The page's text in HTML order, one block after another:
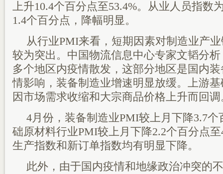
上升10.4个百分点至53.4%。从业人员指数
1.4个百分点，降幅明显。
从行业PMI来看，短期因素对制造业产
较为突出。中国物流信息中心专家文韬分
多个地区内疫情散发，这部分地区是国内
情影响，装备制造业增速明显放缓。上游
因市场需求收缩和大宗商品价格上升而回调
4月份，装备制造业PMI较上月下降3.7个
础原材料行业PMI较上月下降2.2个百分点
生产指数和新订单指数均有明显下降。
此外，由于国内疫情和地缘政治冲突的